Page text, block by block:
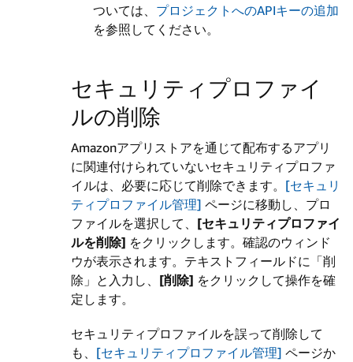
ついては、 プロジェクトへのAPIキーの追加
を参照してください。
セキュリティプロファイ
ルの削除
Amazonアプリストアを通じて配布するアプリ
に関連付けられていないセキュリティプロファ
イルは、必要に応じて削除できます。 [セキュリ
ティプロファイル管理] ページに移動し、プロ
ファイルを選択して、 [セキュリティプロファイ
ルを削除] をクリックします。確認のウィンド
ウが表示されます。テキストフィールドに「削
除」と入力し、 [削除] をクリックして操作を確
定します。
セキュリティプロファイルを誤って削除して
も、 [セキュリティプロファイル管理] ページか